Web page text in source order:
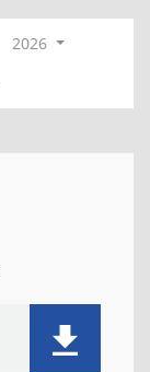
2026